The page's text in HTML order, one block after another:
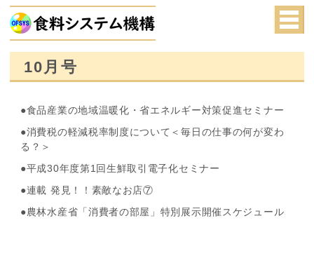
10月号
●食品産業の地域温暖化・省エネルギー対策促進セミナー
●消費税の軽減税率制度について＜毎日の仕事の何が変わ
る？＞
●平成30年度第1回生鮮取引電子化セミナー
●連載 発見！！素敵なお店⑦
●農林水産省「消費者の部屋」特別展示開催スケジュール